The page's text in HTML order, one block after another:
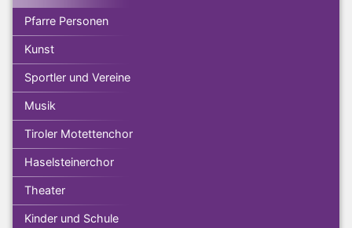
Pfarre Personen
Kunst
Sportler und Vereine
Musik
Tiroler Motettenchor
Haselsteinerchor
Theater
Kinder und Schule